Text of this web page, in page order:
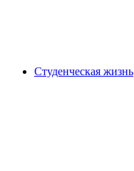
Студенческая жизнь